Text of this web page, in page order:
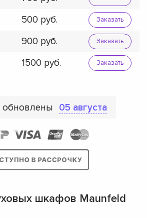
500 Заказать
900 Заказать
1500 Заказать
05 августа
шкафов Maunfeld